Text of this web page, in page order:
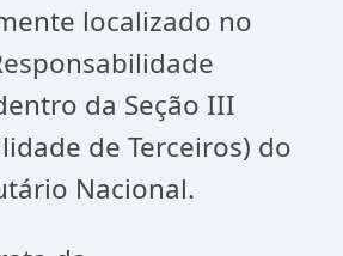
localizado no
da Seção III
de Terceiros) do
Nacional.